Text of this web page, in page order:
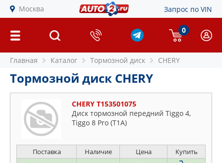
Москва Запрос по VIN
0
Главная Каталог Тормозной диск CHERY
Тормозной диск CHERY
CHERY T153501075
Диск тормозной передний Tiggo 4,
Tiggo 8 Pro (T1A)
Поставка Наличие Цена Купить